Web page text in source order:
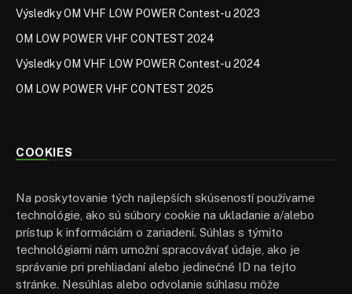
Výsledky OM VHF LOW POWER Contest-u 2023
OM LOW POWER VHF CONTEST 2024
Výsledky OM VHF LOW POWER Contest-u 2024
OM LOW POWER VHF CONTEST 2025
COOKIES
Na poskytovanie tých najlepších skúseností používame
technológie, ako sú súbory cookie na ukladanie a/alebo
prístup k informáciám o zariadení. Súhlas s týmito
technológiami nám umožní spracovávať údaje, ako je
správanie pri prehliadaní alebo jedinečné ID na tejto
stránke. Nesúhlas alebo odvolanie súhlasu môže